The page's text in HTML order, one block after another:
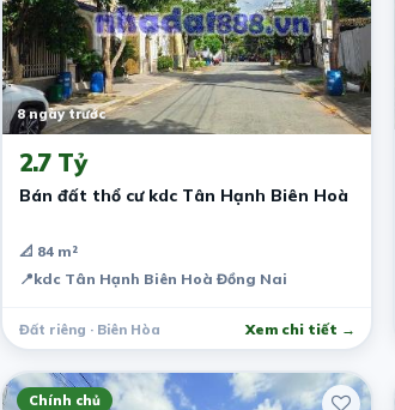
8 ngày trước
2.7 Tỷ
Bán đất thổ cư kdc Tân Hạnh Biên Hoà
📐 84 m²
📍kdc Tân Hạnh Biên Hoà Đồng Nai
Đất riêng · Biên Hòa Xem chi tiết →
Chính chủ